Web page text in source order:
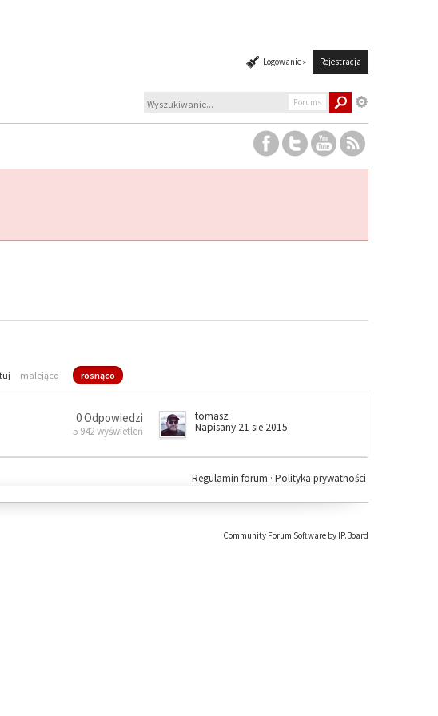
Logowanie » Rejestracja
Forums
malejąco rosnąco
0 Odpowiedzi
5 942 wyświetleń
tomasz
Napisany 21 sie 2015
Polityka prywatności
Regulamin forum ·
Community Forum Software by IP.Board